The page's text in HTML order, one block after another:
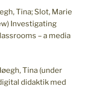
Tina; Slot, Marie
Investigating
– a media
Tina (under
didaktik med